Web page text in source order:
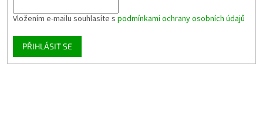
Vložením e-mailu souhlasíte s podmínkami ochrany osobních údajů
PŘIHLÁSIT SE